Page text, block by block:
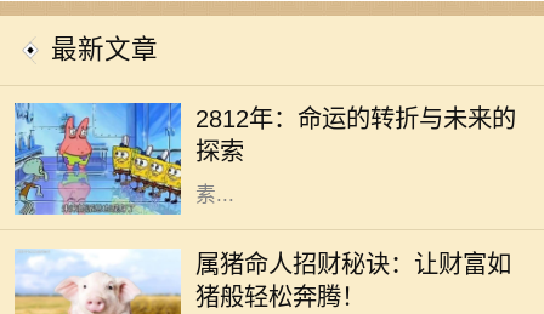
最新文章
2812年：命运的转折与未来的
探索
每一个人都将面临巨大的变化。科技
的迅猛发展、环境的恶化、人类思维
方式的转变，都是影响未来的重要因
素...
属猪命人招财秘诀：让财富如
猪般轻松奔腾！
在中国传统文化中，生肖不仅仅是代
表出生年份的一个符号，更是承载着
丰富的文化寓意和信仰。属猪的人性
格温和，诚实善良，慷慨大方，通常